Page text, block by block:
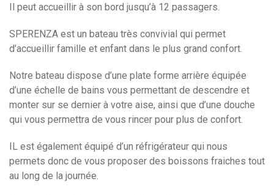
Il peut accueillir à son bord jusqu’à 12 passagers.
SPERENZA est un bateau très convivial qui permet
d’accueillir famille et enfant dans le plus grand confort.
Notre bateau dispose d’une plate forme arrière équipée
d’une échelle de bains vous permettant de descendre et
monter sur se dernier à votre aise, ainsi que d’une douche
qui vous permettra de vous rincer pour plus de confort.
IL est également équipé d’un réfrigérateur qui nous
permets donc de vous proposer des boissons fraiches tout
au long de la journée.